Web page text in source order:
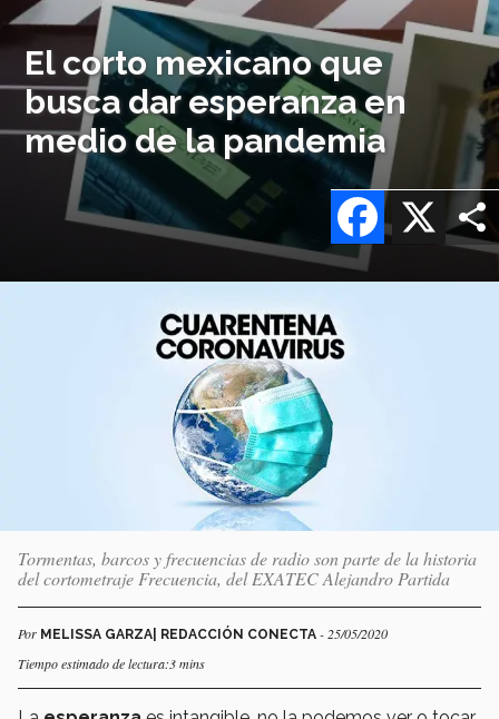
El corto mexicano que
busca dar esperanza en
medio de la pandemia
X
Facebook
Tormentas, barcos y frecuencias de radio son parte de la historia
del cortometraje Frecuencia, del EXATEC Alejandro Partida
Por MELISSA GARZA| REDACCIÓN CONECTA - 25/05/2020
Tiempo estimado de lectura:3 mins